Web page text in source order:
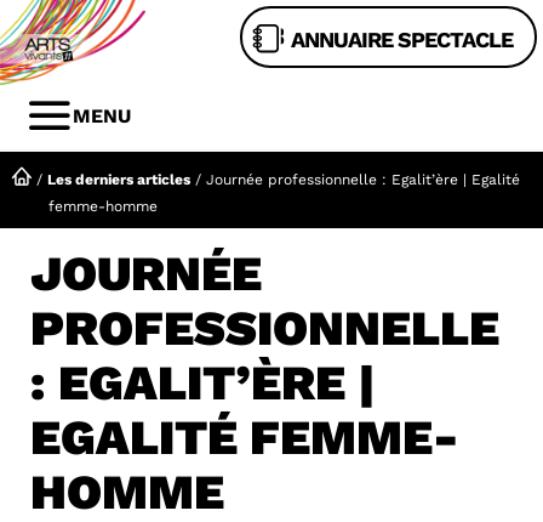
Aller
au
contenu
ANNUAIRE SPECTACLE
MENU
MENU
/ Les derniers articles / Journée professionnelle : Egalit’ère | Egalité
femme-homme
JOURNÉE
PROFESSIONNELLE
: EGALIT’ÈRE |
EGALITÉ FEMME-
HOMME